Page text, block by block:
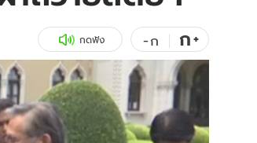
รถยนต์
สุขภาพ
เที่ยว-กิน
Tasteful Thailand
คลิป
พอดแคสต์
ดูทีวี
Exclusive
กดฟัง -ก ก+